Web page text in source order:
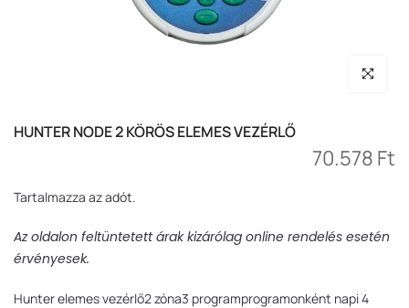
Nagyítás
HUNTER NODE 2 KÖRÖS ELEMES VEZÉRLŐ
70.578 Ft
Tartalmazza az adót.
Az oldalon feltüntetett árak kizárólag online rendelés esetén
érvényesek.
Hunter elemes vezérlő2 zóna3 programprogramonként napi 4